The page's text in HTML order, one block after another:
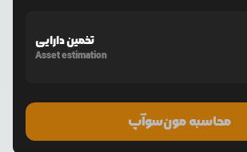
تخمین دارایی
Asset estimation
محاسبه مون‌سوآپ